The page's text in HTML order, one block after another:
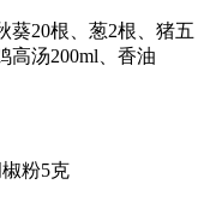
葵20根、葱2根、猪五
高汤200ml、香油
粉5克